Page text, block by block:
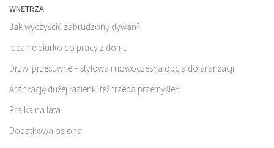
WNĘTRZA
Jak wyczyścić zabrudzony dywan?
Idealne biurko do pracy z domu
Drzwi przesuwne – stylowa i nowoczesna opcja do aranżacji
Aranżację dużej łazienki też trzeba przemyśleć!
Pralka na lata
Dodatkowa osłona